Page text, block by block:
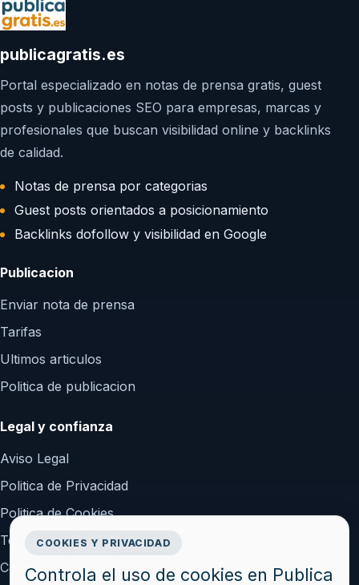
publicagratis.es
Portal especializado en notas de prensa gratis, guest
posts y publicaciones SEO para empresas, marcas y
profesionales que buscan visibilidad online y backlinks
de calidad.
Notas de prensa por categorias
Guest posts orientados a posicionamiento
Backlinks dofollow y visibilidad en Google
Publicacion
Enviar nota de prensa
Tarifas
Ultimos articulos
Politica de publicacion
Legal y confianza
Aviso Legal
Politica de Privacidad
Politica de Cookies
Terminos y Condiciones
Configurar cookies
COOKIES Y PRIVACIDAD
Controla el uso de cookies en Publica